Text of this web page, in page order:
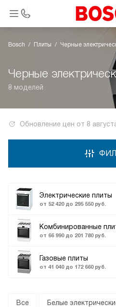
Bosch Плиты Черные
Черные
8 моделей
Обновление цен от 8
Электрические плиты
от 52 420 до 295 550 руб.
Комбинированные
от 66 990 до 201 780 руб.
Газовые плиты
от 41 040 до 172 660 руб.
Все Белые